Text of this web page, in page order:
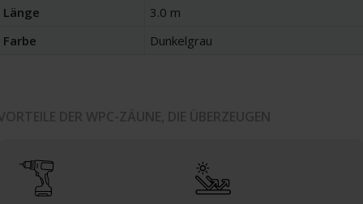
Länge
3.0 m
Farbe
Dunkelgrau